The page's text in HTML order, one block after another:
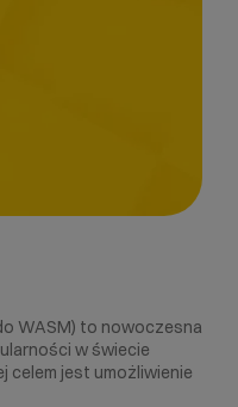
WASM) to nowoczesna
w świecie
celem jest umożliwienie